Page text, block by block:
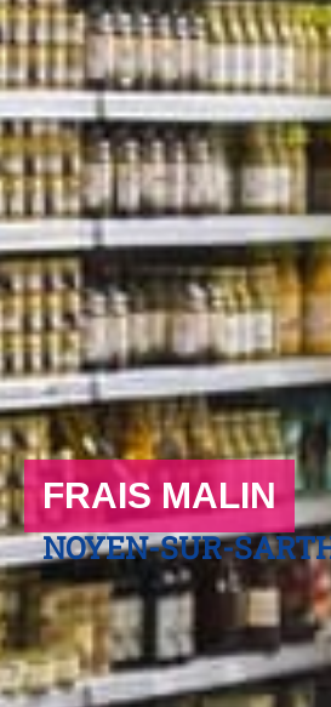
FRAIS MALIN
NOYEN-SUR-